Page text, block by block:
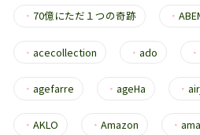
・ 70億にただ１つの奇跡 ・
・ acecollection ・ ado ・
・ agefarre ・ ageHa ・
・ AKLO ・Amazon ・